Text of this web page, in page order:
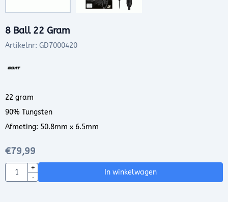
8 Ball 22 Gram
Artikelnr: GD7000420
22 gram
90% Tungsten
Afmeting: 50.8mm x 6.5mm
€79,99
Aantal
+
-
In winkelwagen